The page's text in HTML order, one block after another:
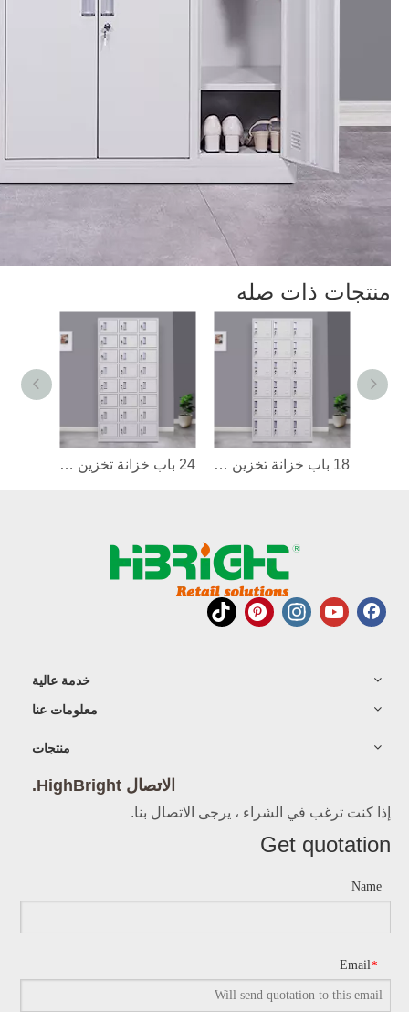
منتجات ذات صله
24 باب خزانة تخزين المعادن 18 باب خزانة تخزين المعادن
خدمة عالية
معلومات عنا
منتجات
الاتصال HighBright.
إذا كنت ترغب في الشراء ، يرجى الاتصال بنا.
Get quotation
Name
*
Email